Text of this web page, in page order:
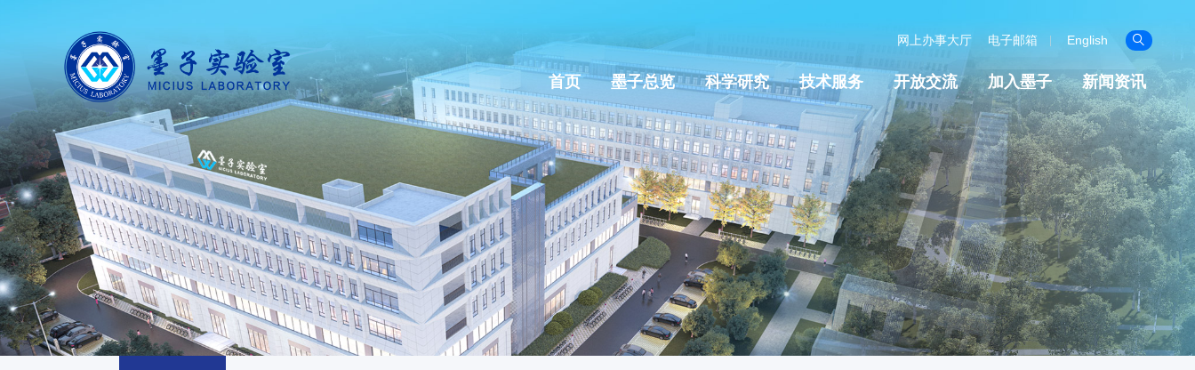
网上办事大厅 电子邮箱 English 
首页 墨子总览 科学研究 技术服务 开放交流 加入墨子 新闻资讯